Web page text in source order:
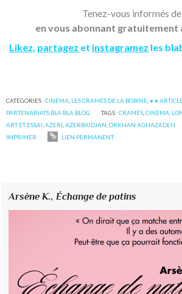
Tenez-vous informés
en vous abonnant
Likez, partagez et instagramez les
CATÉGORIES :CINÉMA LES CRAMÉS DE LA BOBINE • •
PARTENARIATS BLA BLA BLOG
TAGS :CRAMÉS ,CINÉMA
ART ET ESSAI ,AZERI ,AZERBAIDJAN ,ORKHAN AGHAZADEH
IMPRIMER
LIEN PERMANENT
Arsène K.,Échange de patins